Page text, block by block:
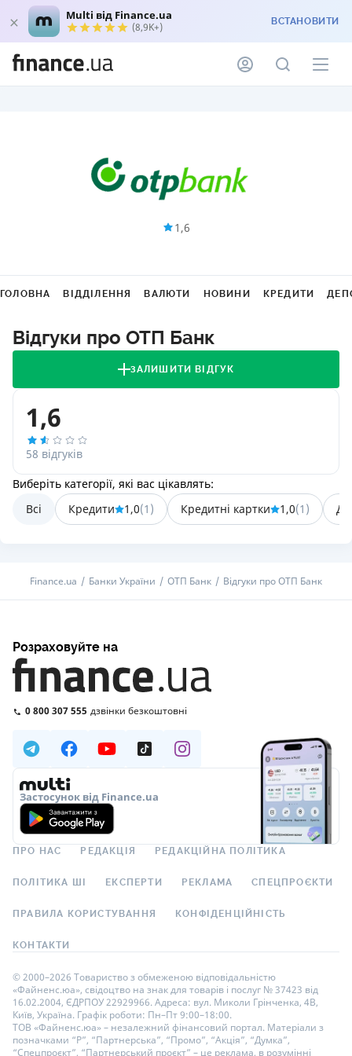
Multi від Finance.ua
(8,9K+) ВСТАНОВИТИ
1,6
ГОЛОВНА ВІДДІЛЕННЯ ВАЛЮТИ НОВИНИ КРЕДИТИ
Відгуки про ОТП Банк
ЗАЛИШИТИ ВІДГУК
1,6
58 відгуків
Виберіть категорії, які вас цікавлять:
Всі
Кредити 1,0(1 ) Кредитні картки 1,0(1 )
Finance.ua Банки України ОТП Банк Відгуки про ОТП Банк
Розраховуйте на
0 800 307 555 дзвінки безкоштовні
Застосунок від Finance.ua
ПРО НАС РЕДАКЦІЯ РЕДАКЦІЙНА ПОЛІТИКА
ПОЛІТИКА ШІ ЕКСПЕРТИ РЕКЛАМА СПЕЦПРОЄКТИ
ПРАВИЛА КОРИСТУВАННЯ КОНФІДЕНЦІЙНІСТЬ
КОНТАКТИ
© 2000–2026 Товариство з обмеженою відповідальністю
«Файненс.юа», свідоцтво на знак для товарів і послуг № 37423 від
16.02.2004, ЄДРПОУ 22929966. Адреса: вул. Миколи Грінченка, 4В,
Київ, Україна. Графік роботи: Пн–Пт 9:00–18:00.
ТОВ «Файненс.юа» – незалежний фінансовий портал. Матеріали з
позначками “Р”, “Партнерська”, “Промо”, “Акція”, “Думка”,
“Спецпроєкт”, “Партнерський проєкт” – це реклама, в розумінні